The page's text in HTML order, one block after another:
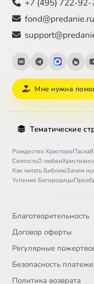
+7 (495) 722-92-
fond@predanie.ru
Мне нужна
Тематические
Рождество ХристовоПасха
СвятостьО любви
Как читать БиблиюЗачем
Успение Богородицы
Благотворительность
Договор оферты
Регулярные
Безопасность
Политика возврата